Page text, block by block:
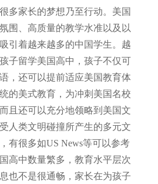
多家长的梦想乃至行动。美国
围、高质量的教学水准以及以
引着越来越多的中国学生。越
子留学美国高中，孩子不仅可
，还可以提前适应美国教育体
的美式教育，为冲刺美国名校
且还可以充分地领略到美国文
人类文明碰撞所产生的多元文
有很多如US News等可以参考
高中数量繁多，教育水平层次
也不是很通畅，家长在为孩子